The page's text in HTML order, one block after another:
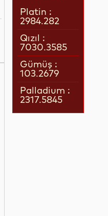
Platin :
2984.282
Qızıl :
7030.3585
Gümüş :
103.2679
Palladium :
2317.5845